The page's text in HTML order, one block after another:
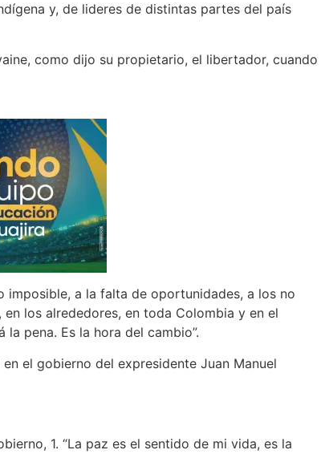
y, de lideres de distintas partes del país
como dijo su propietario, el libertador, cuando
imposible, a la falta de oportunidades, a los no
los alrededores, en toda Colombia y en el
pena. Es la hora del cambio”.
el gobierno del expresidente Juan Manuel
1. “La paz es el sentido de mi vida, es la